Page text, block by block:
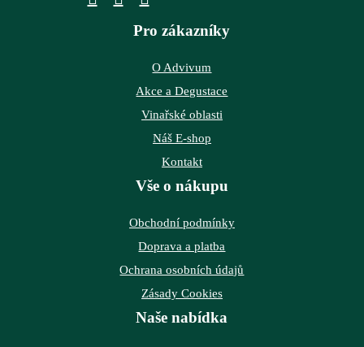
Pro zákazníky
O Advivum
Akce a Degustace
Vinařské oblasti
Náš E-shop
Kontakt
Vše o nákupu
Obchodní podmínky
Doprava a platba
Ochrana osobních údajů
Zásady Cookies
Naše nabídka